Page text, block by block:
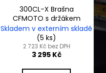
300CL-X Brašna
CFMOTO s držákem
Skladem v externím skladě
(5 ks)
2 723 Kč bez DPH
3 295 Kč